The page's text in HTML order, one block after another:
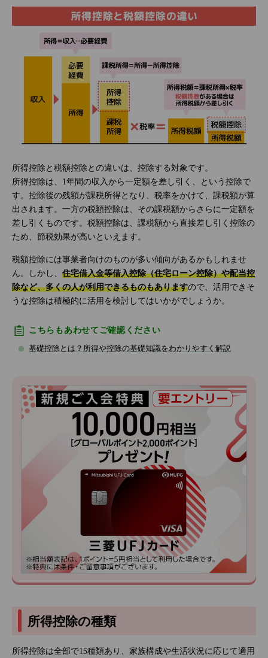
所得控除と税額控除との違いは、控除する対象です。
所得控除は、1年間の収入から一定額を差し引く、という控除で
す。控除後の残額が課税所得となり、税率をかけて、課税額が算
出されます。一方の税額控除は、その課税額からさらに一定額を
差し引くものです。税額控除は、課税額から直接差し引く控除の
ため、節税効果が高いといえます。
税額控除には事業者向けのものが多い傾向があるかもしれませ
ん。しかし、 住宅借入金等借入控除（住宅ローン控除）や配当控
除など、多くの人が利用できるものもありますので、活用できそ
うな控除は積極的に活用を検討してはいかがでしょうか。
こちらもあわせてご確認ください
基礎控除とは？所得や控除の基礎知識をわかりやすく解説
所得控除の種類
所得控除は全部で15種類あり、家族構成や生活状況に応じて適用